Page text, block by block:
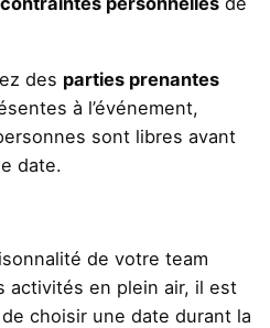
des parties prenantes
à l’événement,
sont libres avant
date.
de votre team
activités en plein air, il est
choisir une date durant la